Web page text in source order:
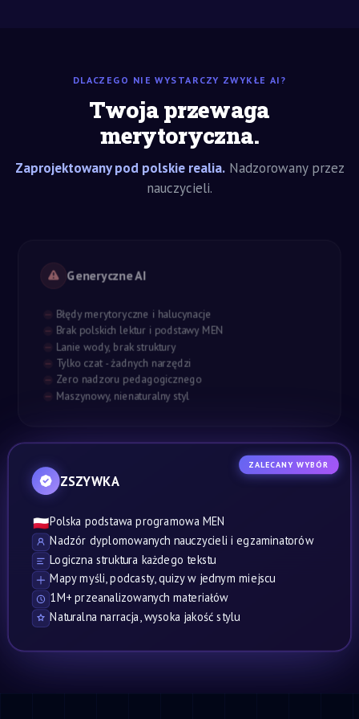
DLACZEGO NIE WYSTARCZY ZWYKŁE AI?
Twoja przewaga
merytoryczna.
Zaprojektowany pod polskie realia.Nadzorowany przez
nauczycieli.
Generyczne AI
Błędy merytoryczne i halucynacje
Brak polskich lektur i podstawy MEN
Lanie wody, brak struktury
Tylko czat - żadnych narzędzi
Zero nadzoru pedagogicznego
Maszynowy, nienaturalny styl
ZALECANY WYBÓR
ZSZYWKA
🇵🇱Polska podstawa programowa MEN
Nadzór dyplomowanych nauczycieli i egzaminatorów
Logiczna struktura każdego tekstu
Mapy myśli, podcasty, quizy w jednym miejscu
1M+ przeanalizowanych materiałów
Naturalna narracja, wysoka jakość stylu